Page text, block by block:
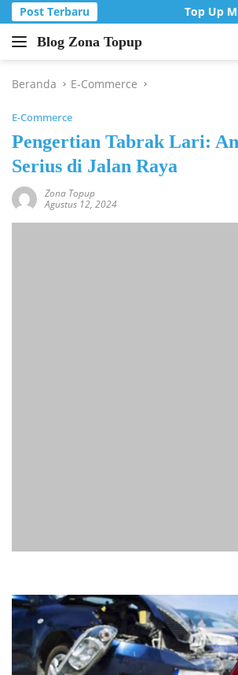
Langsung
ke
konten
Post Terbaru Top Up
Blog Zona Topup
Tips
Trik
game
online
Beranda E-Commerce
E-Commerce
Pengertian Tabrak Lari:
Serius di Jalan Raya
Zona Topup
Agustus 12, 2024